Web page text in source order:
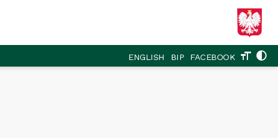
ENGLISH BIP FACEBOOK format_size contrast